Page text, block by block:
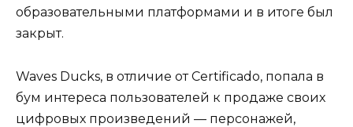
образовательными платформами и в итоге был
закрыт.
Waves Ducks, в отличие от Certificado, попала в
бум интереса пользователей к продаже своих
цифровых произведений — персонажей,